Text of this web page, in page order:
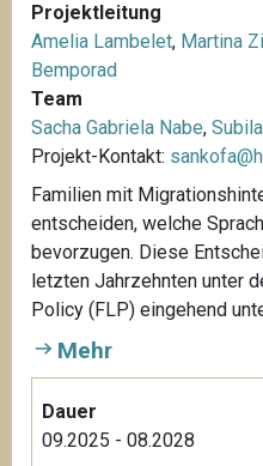
Projektleitung
Amelia Lambelet, Martina
Bemporad
Team
Sacha Gabriela Nabe,
Projekt-Kontakt:
Familien mit
entscheiden, welche
bevorzugen. Diese
letzten Jahrzehnten unter
Policy (FLP) eingehend
Mehr
Dauer
09.2025 - 08.2028